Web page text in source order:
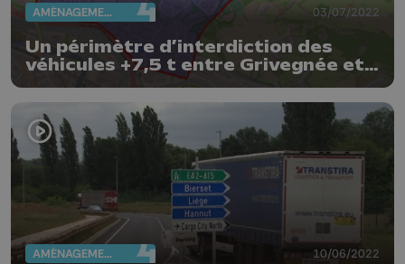
AMÉNAGEMENT DU TERRITOIRE 03/07/2022
Un périmètre d’interdiction des
véhicules +7,5 t entre Grivegnée et
Chênée
AMÉNAGEMENT DU TERRITOIRE 10/06/2022